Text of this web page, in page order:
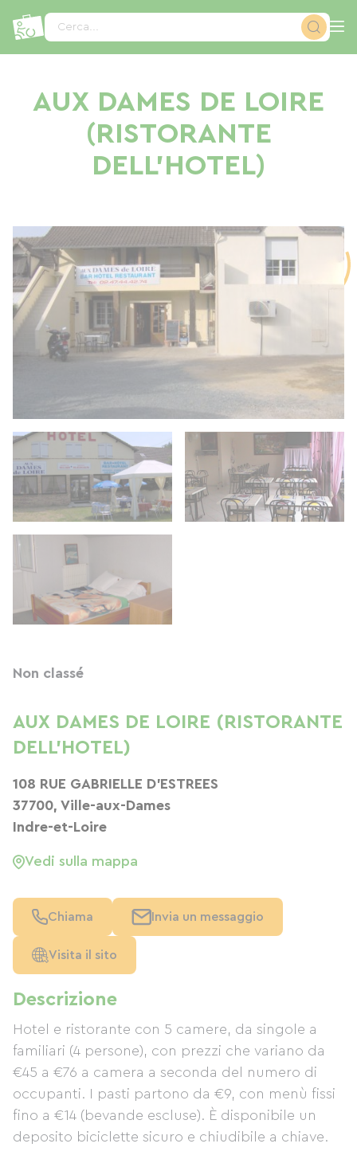
Cerca...
AUX DAMES DE LOIRE
(RISTORANTE
DELL'HOTEL)
Descrizione
Hotel e ristorante con 5 camere, da singole a
familiari (4 persone), con prezzi che variano da
€45 a €76 a camera a seconda del numero di
occupanti. I pasti partono da €9, con menù fissi
fino a €14 (bevande escluse). È disponibile un
deposito biciclette sicuro e chiudibile a chiave.
Non classé
AUX DAMES DE LOIRE (RISTORANTE
DELL'HOTEL)
108 RUE GABRIELLE D'ESTREES
37700, Ville-aux-Dames
Indre-et-Loire
Vedi sulla mappa
Chiama Invia un messaggio
Visita il sito
Pannello di gestione dei cookies